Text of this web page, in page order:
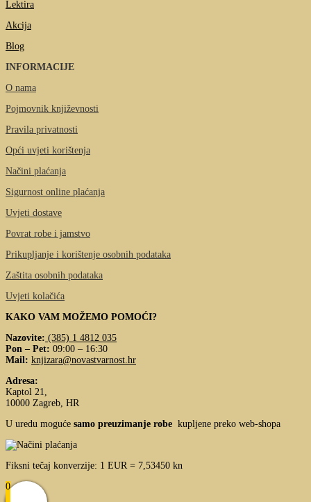
Lektira
Akcija
Blog
INFORMACIJE
O nama
Pojmovnik književnosti
Pravila privatnosti
Opći uvjeti korištenja
Načini plaćanja
Sigurnost online plaćanja
Uvjeti dostave
Povrat robe i jamstvo
Prikupljanje i korištenje osobnih podataka
Zaštita osobnih podataka
Uvjeti kolačića
KAKO VAM MOŽEMO POMOĆI?
Nazovite: (385) 1 4812 035
Pon – Pet: 09:00 – 16:30
Mail: knjizara@novastvarnost.hr
Adresa:
Kaptol 21,
10000 Zagreb, HR
U uredu moguće samo preuzimanje robe kupljene preko web-shopa
Fiksni tečaj konverzije: 1 EUR = 7,53450 kn
0